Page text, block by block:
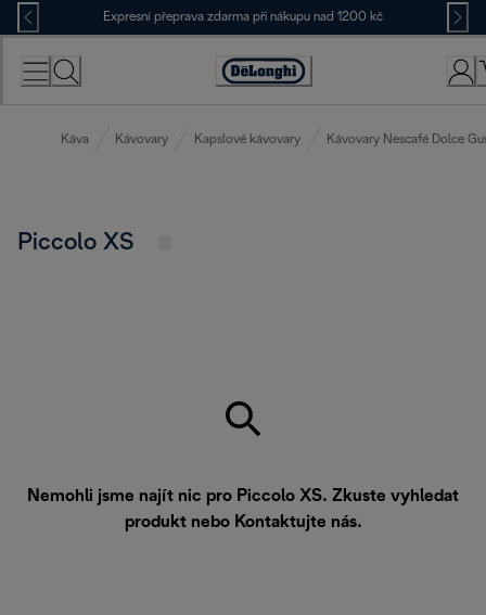
Skip
to
Content
Expresní přeprava zdarma při nákupu nad 1200 kč
Accessibility
Káva Kávovary Kapslové kávovary Kávovary Nescafé Dolce
Piccolo XS
Nemohli jsme najít nic pro Piccolo XS. Zkuste vyhledat
produkt nebo Kontaktujte nás.